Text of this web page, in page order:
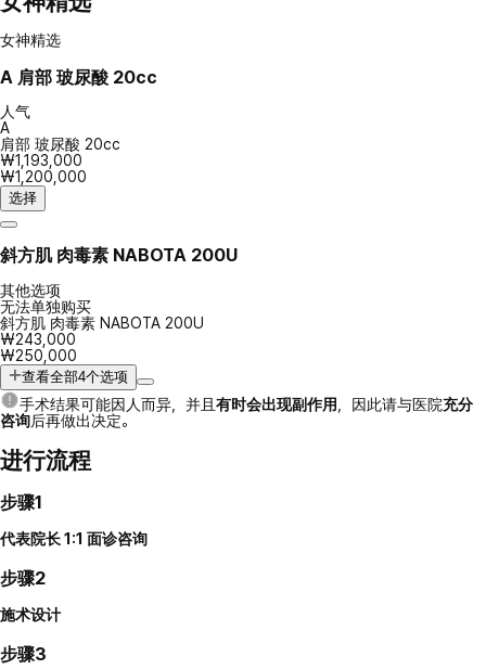
女神精选
A 肩部 玻尿酸 20cc
人气
A
肩部 玻尿酸 20cc
₩1,193,000
₩1,200,000
选择
斜方肌 肉毒素 NABOTA 200U
其他选项
无法单独购买
斜方肌 肉毒素 NABOTA 200U
₩243,000
₩250,000
查看全部4个选项
手术结果可能因人而异，并且 有时会出现副作用 ，因此请与医院充分
咨询后再做出决定。
进行流程
步骤1
代表院长 1:1 面诊咨询
步骤2
施术设计
步骤3